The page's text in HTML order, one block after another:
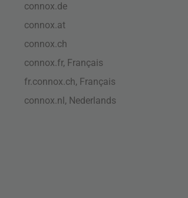
connox.de
connox.at
connox.ch
connox.fr, Français
fr.connox.ch, Français
connox.nl, Nederlands